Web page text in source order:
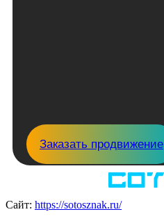
Заказать продвижение
Сайт: https://sotosznak.ru/